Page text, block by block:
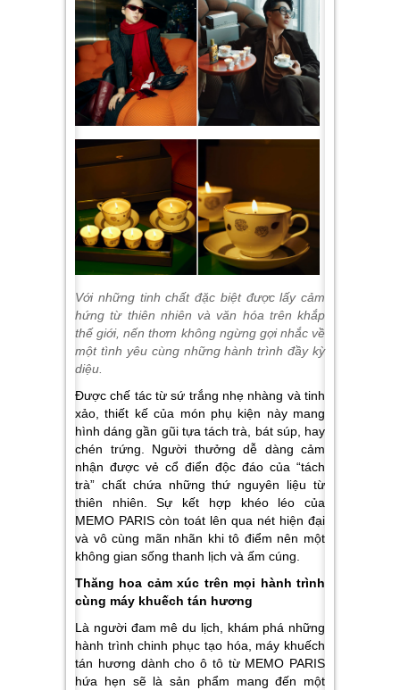
Với những tinh chất đặc biệt được lấy cảm
hứng từ thiên nhiên và văn hóa trên khắp
thế giới, nến thơm không ngừng gợi nhắc về
một tình yêu cùng những hành trình đầy kỳ
diệu.
Được chế tác từ sứ trắng nhẹ nhàng và tinh
xảo, thiết kế của món phụ kiện này mang
hình dáng gần gũi tựa tách trà, bát súp, hay
chén trứng. Người thưởng dễ dàng cảm
nhận được vẻ cổ điển độc đáo của “tách
trà” chất chứa những thứ nguyên liệu từ
thiên nhiên. Sự kết hợp khéo léo của
MEMO PARIS còn toát lên qua nét hiện đại
và vô cùng mãn nhãn khi tô điểm nên một
không gian sống thanh lịch và ấm cúng.
Thăng hoa cảm xúc trên mọi hành trình
cùng máy khuếch tán hương
Là người đam mê du lịch, khám phá những
hành trình chinh phục tạo hóa, máy khuếch
tán hương dành cho ô tô từ MEMO PARIS
hứa hẹn sẽ là sản phẩm mang đến một